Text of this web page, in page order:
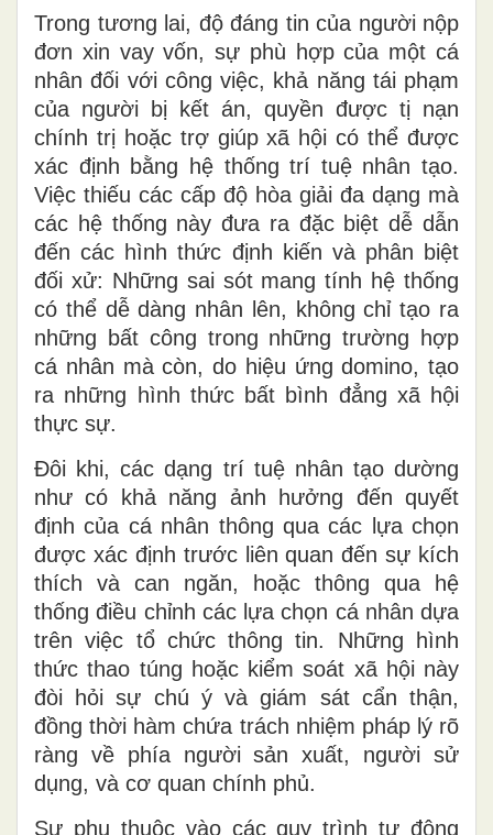
Trong tương lai, độ đáng tin của người nộp
đơn xin vayvốn, sự phù hợp của một cá
nhân đối với công việc, khả năng tái phạm
của người bị kết án, quyền được tị nạn
chính trị hoặc trợ giúp xã hội có thể được
xác định bằng hệ thống trí tuệ nhân tạo.
Việc thiếu các cấp độ hòa giải đa dạng mà
các hệ thống này đưa ra đặc biệt dễ dẫn
đến các hình thức định kiến và phân biệt
đối xử: Những sai sót mang tính hệ thống
có thể dễ dàng nhân lên, không chỉ tạo ra
những bất công trong những trường hợp
cá nhân mà còn, do hiệu ứng domino, tạo
ra những hình thức bất bình đẳng xã hội
thực sự.
Đôi khi, các dạng trí tuệ nhân tạo dường
như có khả năng ảnh hưởng đến quyết
định của cá nhân thông qua các lựa chọn
được xác định trước liên quan đến sự kích
thích và can ngăn, hoặc thông qua hệ
thống điều chỉnh các lựa chọn cánhân dựa
trên việc tổ chứcthông tin. Những hình
thức thao túng hoặc kiểm soát xã hội này
đòi hỏi sự chú ý và giám sát cẩn thận,
đồng thời hàm chứa trách nhiệm pháp lý rõ
ràng về phía người sản xuất, người sử
dụng, và cơ quan chính phủ.
Sự phụ thuộc vào các quy trình tự động